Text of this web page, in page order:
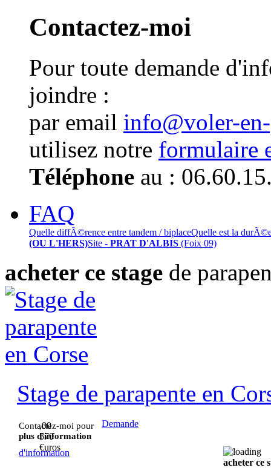
Contactez-moi
Pour toute demande
joindre :
par email info@voler-
utilisez notre formulaire
Téléphone au :
FAQ
Quelle diffÃ©rence entre tandem / biplaceQuelle est la
(OU L'HERS)Site - PRAT D'ALBIS (Foix 09)
acheter ce stage de
Stage de parapente en
Contactez-moi pour
plus d'information
Demande
d'information
,00
570
€uros
acheter ce